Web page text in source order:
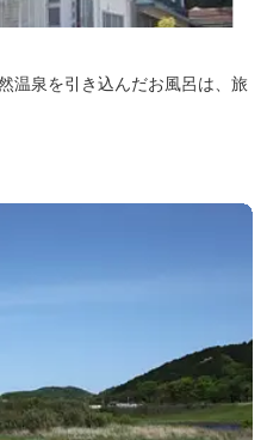
温泉を引き込んだお風呂は、旅